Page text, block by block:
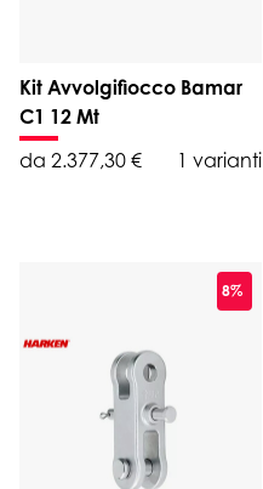
Kit Avvolgifiocco Bamar
C1 12 Mt
da 2.377,30 €
1 varianti
8%